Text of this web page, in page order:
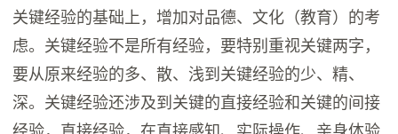
关键经验的基础上，增加对品德、文化（教育）的考
虑。关键经验不是所有经验，要特别重视关键两字，
要从原来经验的多、散、浅到关键经验的少、精、
深。关键经验还涉及到关键的直接经验和关键的间接